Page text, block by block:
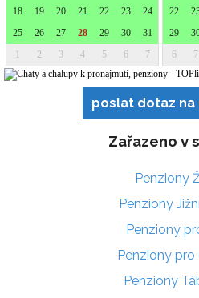
poslat dotaz na
Zařazeno v
Penziony
Penziony
Penziony
Penziony
Penziony